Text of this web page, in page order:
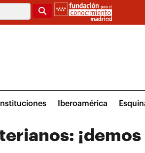
Buscar
Instituciones Iberoamérica